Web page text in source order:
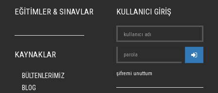
EĞİTİMLER & SINAVLAR
KAYNAKLAR
BÜLTENLERİMİZ
BLOG
KULLANICI GİRİŞ
şifremi unuttum